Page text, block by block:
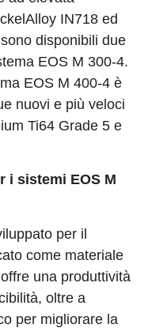
IN718 ed
disponibili due
EOS M 300-4.
EOS M 400-4 è
nuovi e più veloci
Ti64 Grade 5 e
i sistemi EOS M
per il
come materiale
una produttività
oltre a
per migliorare la